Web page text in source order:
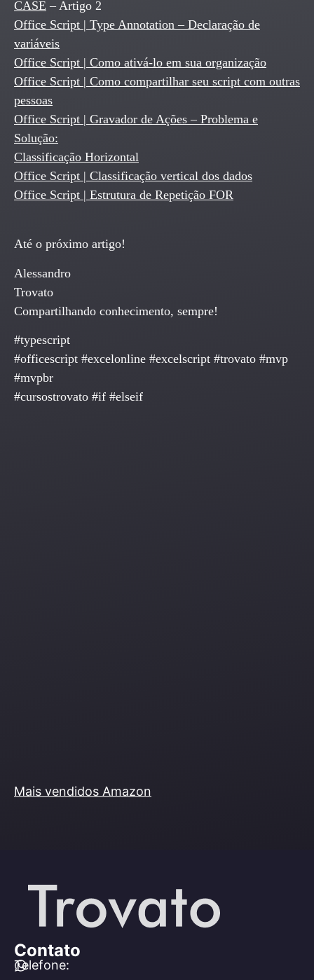
CASE – Artigo 2
Office Script | Type Annotation – Declaração de
variáveis
Office Script | Como ativá-lo em sua organização
Office Script | Como compartilhar seu script com outras
pessoas
Office Script | Gravador de Ações – Problema e
Solução:
Classificação Horizontal
Office Script | Classificação vertical dos dados
Office Script | Estrutura de Repetição FOR
Até o próximo artigo!
Alessandro
Trovato
Compartilhando conhecimento, sempre!
#typescript
#officescript #excelonline #excelscript #trovato #mvp
#mvpbr
#cursostrovato #if #elseif
Mais vendidos Amazon
Contato
Telefone: